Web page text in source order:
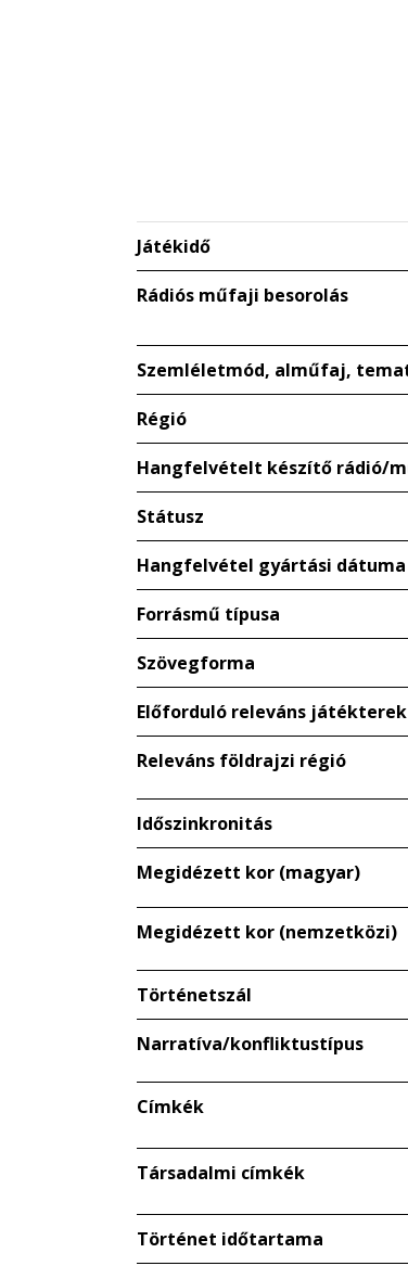
Játékidő
Rádiós műfaji besorolás
Szemléletmód, alműfaj,
Régió
Hangfelvételt készítő rádió/
Státusz
Hangfelvétel gyártási dátuma
Forrásmű típusa
Szövegforma
Előforduló releváns játékterek
Releváns földrajzi régió
Időszinkronitás
Megidézett kor (magyar)
Megidézett kor (nemzetközi)
Történetszál
Narratíva/konfliktustípus
Címkék
Társadalmi címkék
Történet időtartama